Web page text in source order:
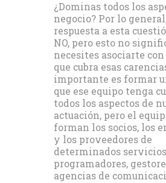
¿Dominas todos los
negocio? Por lo
respuesta a esta
NO, pero esto no
necesites asociarte
que cubra esas
importante es formar
que ese equipo tenga
todos los aspectos de
actuación, pero el
forman los socios, los
y los proveedores de
determinados servicios
programadores,
agencias de